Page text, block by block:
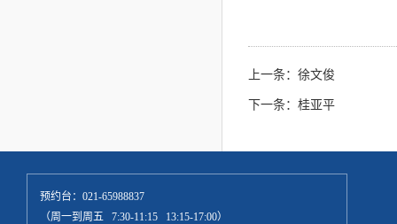
上一条： 徐文俊
下一条： 桂亚平
预约台：021-65988837
（周一到周五 7:30-11:15 13:15-17:00）